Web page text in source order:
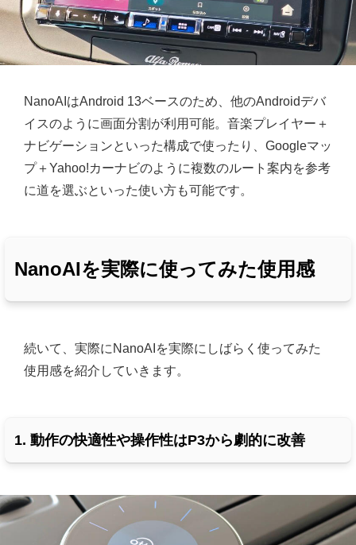
NanoAIはAndroid 13ベースのため、他のAndroidデバ
イスのように画面分割が利用可能。音楽プレイヤー＋
ナビゲーションといった構成で使ったり、Googleマッ
プ＋Yahoo!カーナビのように複数のルート案内を参考
に道を選ぶといった使い方も可能です。
NanoAIを実際に使ってみた使用感
続いて、実際にNanoAIを実際にしばらく使ってみた
使用感を紹介していきます。
1. 動作の快適性や操作性はP3から劇的に改善